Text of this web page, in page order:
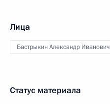
Лица
Бастрыкин Александр Иванович
Статус материала